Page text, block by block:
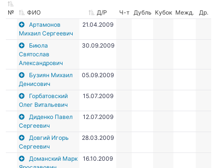
№ ФИО Д/Р Ч-т Дубль Кубок Межд.
Др.
Артамонов
Михаил Сергеевич
21.04.2009
Биюла
Святослав
Александрович
30.09.2009
Бузиян Михаил
Денисович
05.09.2009
Горбатовский
Олег Витальевич
15.07.2009
Диденко Павел
Сергеевич
12.07.2009
Довгий Игорь
Сергеевич
28.03.2009
Доманский Марк
16.10.2009